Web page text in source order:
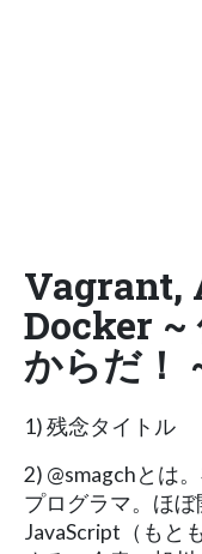
Vagrant,
Docker ~
からだ！
1) 残念タイトル
2) @smagchとは
プログラマ。ほ
JavaScript（もと